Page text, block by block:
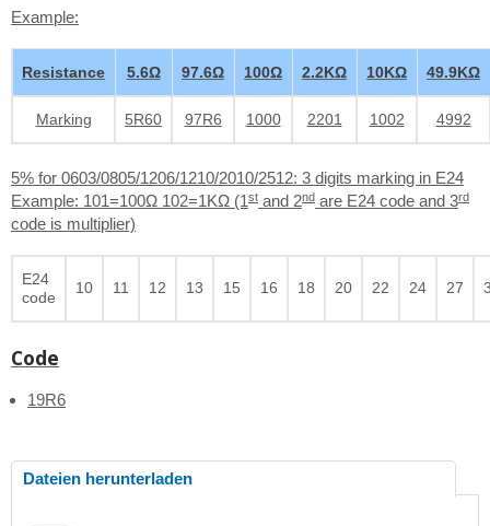
Example:
Resistance 5.6Ω 97.6Ω 100Ω 2.2KΩ 10KΩ 49.9KΩ
Marking 5R60 97R6 1000 2201 1002 4992
5% for 0603/0805/1206/1210/2010/2512: 3 digits marking in E24
Example: 101=100Ω 102=1KΩ (1st and 2nd are E24 code and 3rd
code is multiplier)
E24
code
10 11 12 13 15 16 18 20 22 24 27
Code
19R6
Dateien herunterladen